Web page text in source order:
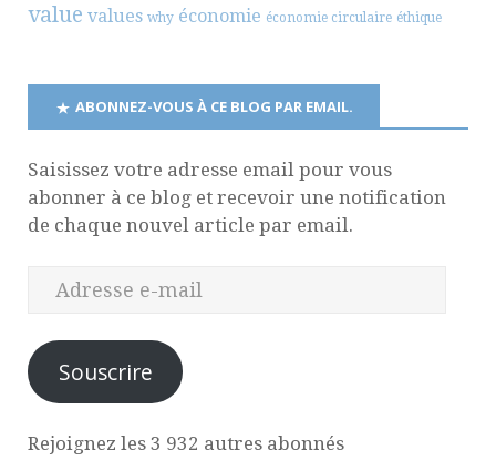
value values why économie économie circulaire éthique
ABONNEZ-VOUS À CE BLOG PAR EMAIL.
Saisissez votre adresse email pour vous
abonner à ce blog et recevoir une notification
de chaque nouvel article par email.
Souscrire
Rejoignez les 3 932 autres abonnés